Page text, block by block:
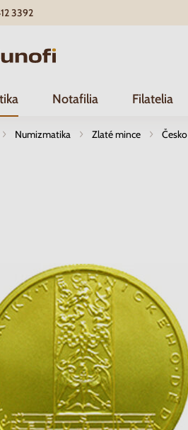
3392
Notafilia Filatelia
Numizmatika Zlaté mince Česko